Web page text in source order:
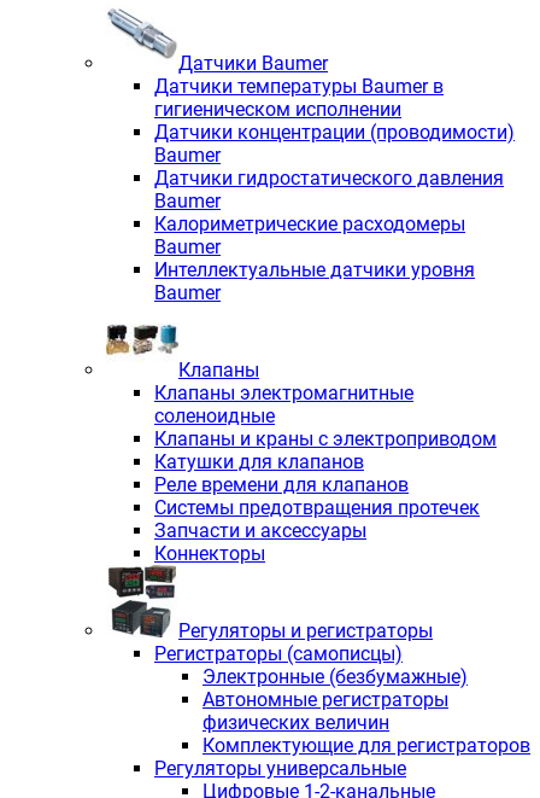
Датчики Baumer
Датчики температуры Baumer в
гигиеническом исполнении
Датчики концентрации (проводимости)
Baumer
Датчики гидростатического давления
Baumer
Калориметрические расходомеры
Baumer
Интеллектуальные датчики уровня
Baumer
Клапаны
Клапаны электромагнитные
соленоидные
Клапаны и краны с электроприводом
Катушки для клапанов
Реле времени для клапанов
Системы предотвращения протечек
Запчасти и аксессуары
Коннекторы
Регуляторы и регистраторы
Регистраторы (самописцы)
Электронные (безбумажные)
Автономные регистраторы
физических величин
Комплектующие для регистраторов
Регуляторы универсальные
Цифровые 1-2-канальные